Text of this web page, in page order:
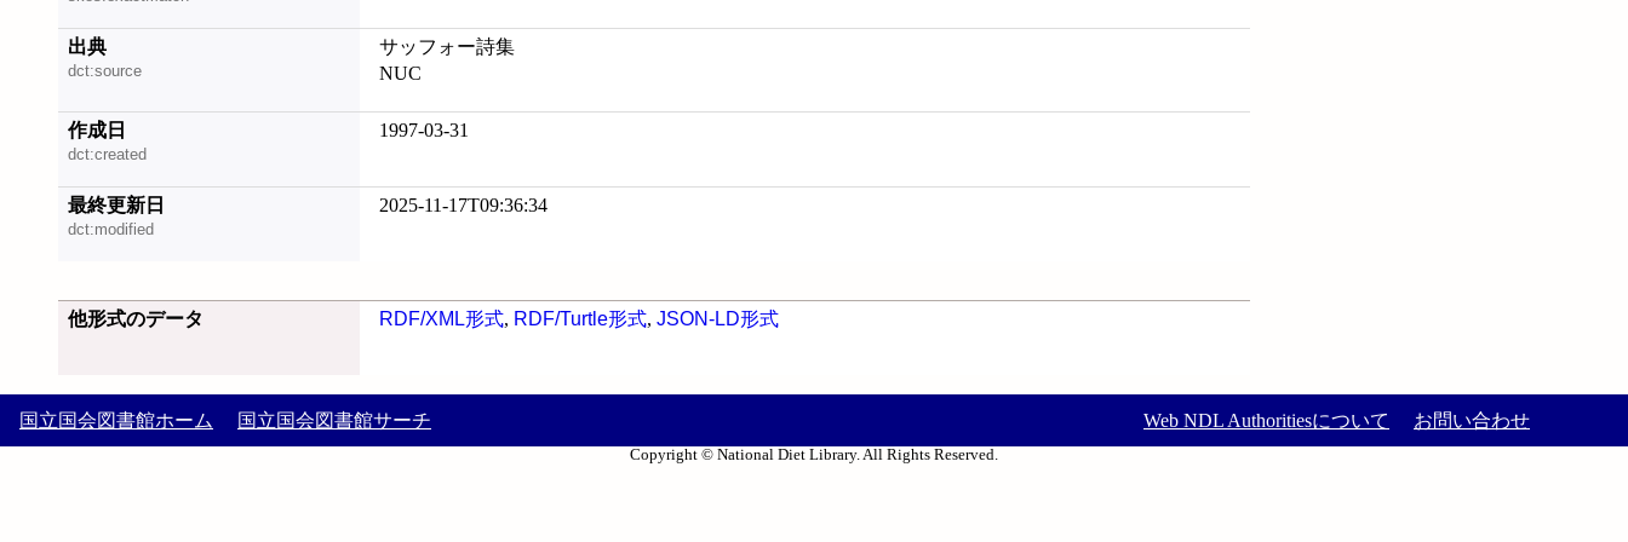
出典
dct:source
サッフォー詩集
NUC
作成日
dct:created
1997-03-31
最終更新日
dct:modified
2025-11-17T09:36:34
他形式のデータ RDF/XML形式, RDF/Turtle形式, JSON-LD形式
国立国会図書館ホーム 国立国会図書館サーチ Web NDL Authoritiesについて お問い合わせ
Copyright © National Diet Library. All Rights Reserved.